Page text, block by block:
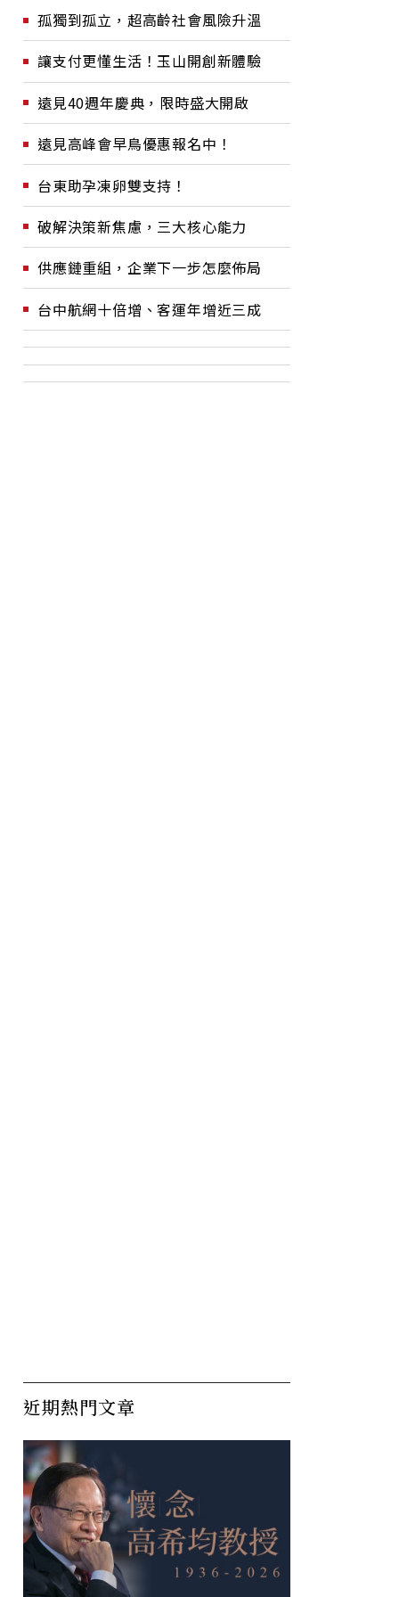
孤獨到孤立，超高齡社會風險升溫
讓支付更懂生活！玉山開創新體驗
遠見40週年慶典，限時盛大開啟
遠見高峰會早鳥優惠報名中！
台東助孕凍卵雙支持！
破解決策新焦慮，三大核心能力
供應鏈重組，企業下一步怎麼佈局
台中航網十倍增、客運年增近三成
近期熱門文章